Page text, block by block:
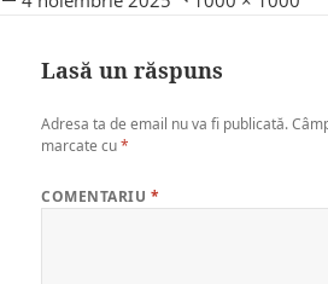
Lasă un răspuns
Adresa ta de email nu va fi publicată.
marcate cu*
COMENTARIU *